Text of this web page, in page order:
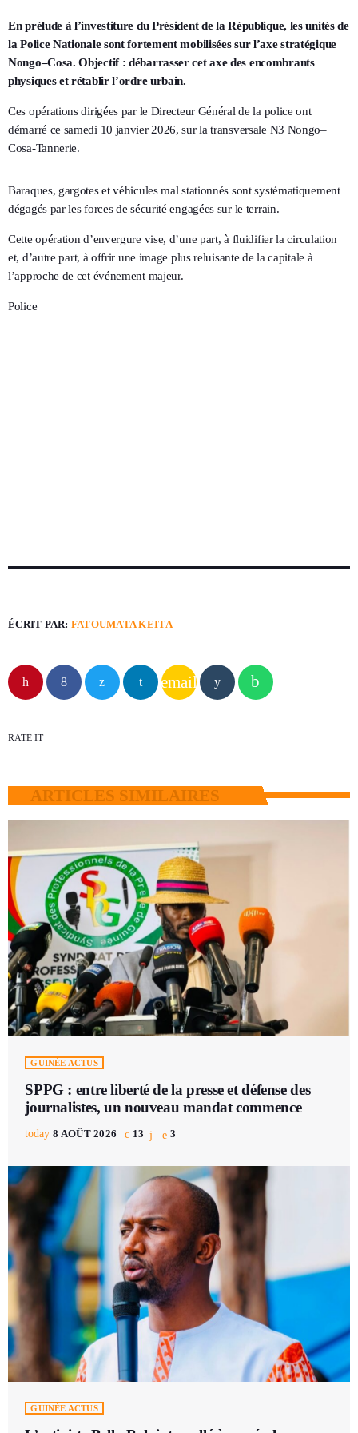
En prélude à l’investiture du Président de la République, les unités de
la Police Nationale sont fortement mobilisées sur l’axe stratégique
Nongo–Cosa. Objectif : débarrasser cet axe des encombrants
physiques et rétablir l’ordre urbain.
Ces opérations dirigées par le Directeur Général de la policeont
démarré ce samedi 10 janvier 2026, sur la transversale N3 Nongo–
Cosa-Tannerie.
Baraques, gargotes et véhicules mal stationnés sont systématiquement
dégagés par les forces de sécurité engagées sur le terrain.
Cette opération d’envergure vise, d’une part, à fluidifier la circulation
et, d’autre part, à offrir une image plus reluisante de la capitale à
l’approche de cet événement majeur.
Police
ÉCRIT PAR: FATOUMATA KEITA
email
RATE IT
ARTICLES SIMILAIRES
GUINÉE ACTUS
SPPG : entre liberté de la presse et défense des
journalistes, un nouveau mandat commence
today 8 AOÛT 2026 13 3
GUINÉE ACTUS